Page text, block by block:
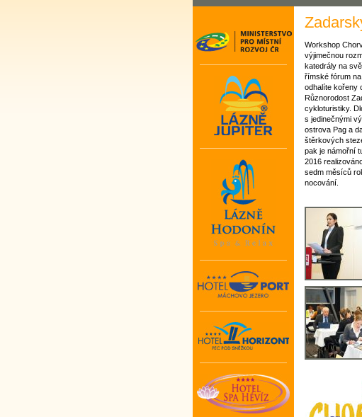
Workshop
výjimečnou
katedrály na
římské fórum
odhalíte kořeny
Různorodost
cykloturistiky.
s jedinečnými
ostrova Pag a
štěrkových
pak je námořní
2016
sedm měsíců
nocování.